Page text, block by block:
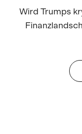
Wird Trumps